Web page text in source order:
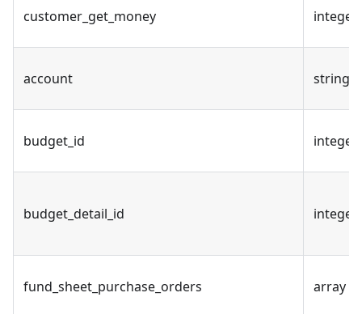
customer_get_money integer
account string
budget_id integer
budget_detail_id integer
fund_sheet_purchase_orders array